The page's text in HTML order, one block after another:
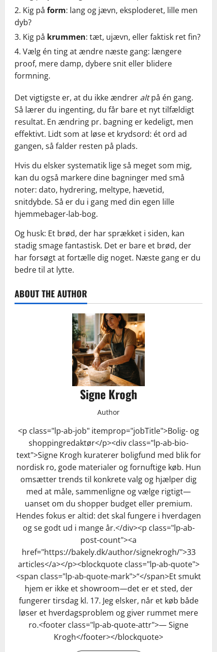
Kig på form: lang og jævn, eksploderet, lille men
dyb?
Kig på krummen: tæt, ujævn, eller faktisk ret fin?
Vælg én ting at ændre næste gang: længere
proof, mere damp, dybere snit eller blidere
formning.
Det vigtigste er, at du ikke ændrer altpå én gang.
Så lærer du ingenting, du får bare et nyt tilfældigt
resultat. En ændring pr. bagning er kedeligt, men
effektivt. Lidt som at løse et krydsord: ét ord ad
gangen, så falder resten på plads.
Hvis du elsker systematik lige så meget som mig,
kan du også markere dine bagninger med små
noter: dato, hydrering, meltype, hævetid,
snitdybde. Så er du i gang med din egen lille
hjemmebager-lab-bog.
Og husk: Et brød, der har sprækket i siden, kan
stadig smage fantastisk. Det er bare et brød, der
har forsøgt at fortælle dig noget. Næste gang er du
bedre til at lytte.
ABOUT THE AUTHOR
Signe Krogh
Author
<p class="lp-ab-job" itemprop="jobTitle">Bolig- og
shoppingredaktør</p><div class="lp-ab-bio-
text">Signe Krogh kuraterer boligfund med blik for
nordisk ro, gode materialer og fornuftige køb. Hun
omsætter trends til konkrete valg og hjælper dig
med at måle, sammenligne og vælge rigtigt—
uanset om du shopper budget eller premium.
Hendes fokus er altid: det skal fungere i hverdagen
og se godt ud i mange år.</div><p class="lp-ab-
post-count"><a
href="https://bakely.dk/author/signekrogh/">33
articles</a></p><blockquote class="lp-ab-quote">
<span class="lp-ab-quote-mark">“</span>Et smukt
hjem er ikke et showroom—det er et sted, der
fungerer tirsdag kl. 17. Jeg elsker, når et køb både
løser et hverdagsproblem og giver rummet mere
ro.<footer class="lp-ab-quote-attr">— Signe
Krogh</footer></blockquote>